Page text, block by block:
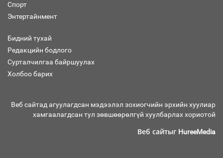
Аймгуудад баригдаж буй ДЦС-ын
төслийг үргэлжүүлэх чиглэл өглөө
Спорт
Энтертайнмент
Бидний тухай
Редакцийн бодлого
Сурталчилгаа байршуулах
Холбоо барих
Веб сайтад агуулагдсан мэдээлэл зохиогчийн эрхийн хуулиар
хамгаалагдсан тул зөвшөөрөлгүй хуулбарлах хориотой
Веб сайтыг HureeMedia